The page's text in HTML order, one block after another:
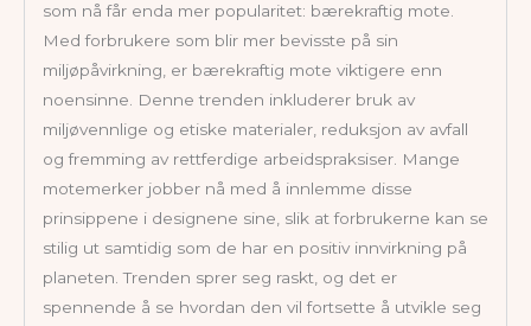
som nå får enda mer popularitet: bærekraftig mote.
Med forbrukere som blir mer bevisste på sin
miljøpåvirkning, er bærekraftig mote viktigere enn
noensinne. Denne trenden inkluderer bruk av
miljøvennlige og etiske materialer, reduksjon av avfall
og fremming av rettferdige arbeidspraksiser. Mange
motemerker jobber nå med å innlemme disse
prinsippene i designene sine, slik at forbrukerne kan se
stilig ut samtidig som de har en positiv innvirkning på
planeten. Trenden sprer seg raskt, og det er
spennende å se hvordan den vil fortsette å utvikle seg